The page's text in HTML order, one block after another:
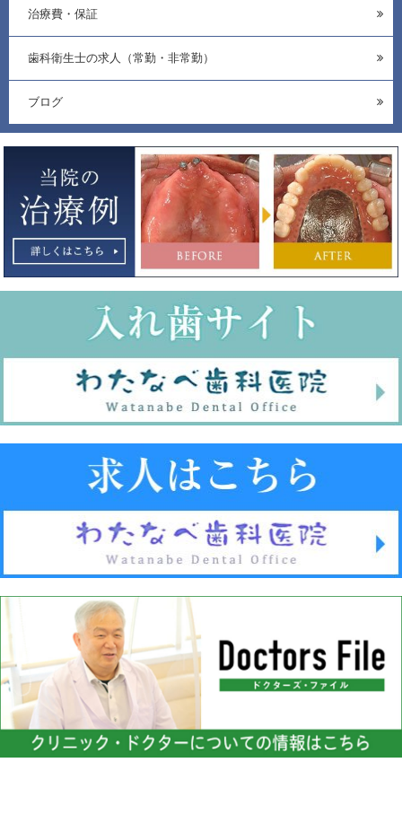
治療費・保証
歯科衛生士の求人（常勤・非常勤）
ブログ